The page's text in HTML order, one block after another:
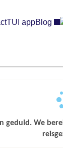
TUI appBlog
geduld. We